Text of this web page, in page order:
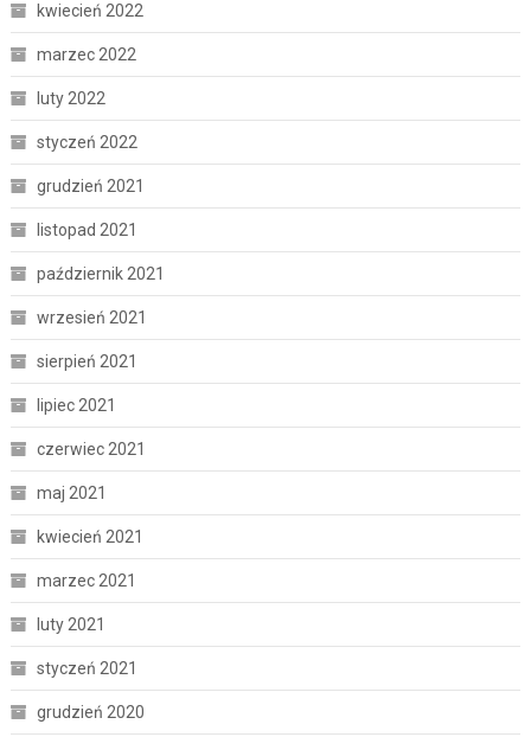
kwiecień 2022
marzec 2022
luty 2022
styczeń 2022
grudzień 2021
listopad 2021
październik 2021
wrzesień 2021
sierpień 2021
lipiec 2021
czerwiec 2021
maj 2021
kwiecień 2021
marzec 2021
luty 2021
styczeń 2021
grudzień 2020